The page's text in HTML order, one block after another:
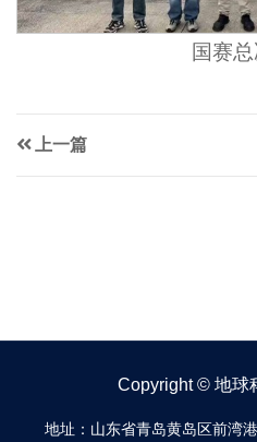
国赛
上一篇
Copyright © 地球
地址：山东省青岛黄岛区前湾